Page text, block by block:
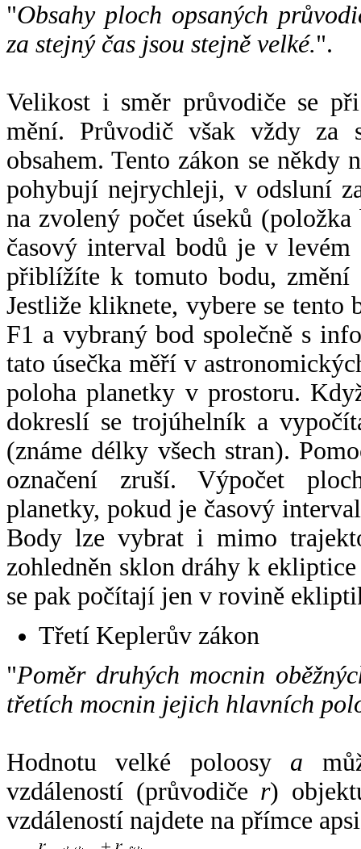
"Obsahy ploch opsaných
za stejný čas jsou stejně velké.".
Velikost i směr průvodiče se
mění. Průvodič však vždy za
obsahem. Tento zákon se někdy
pohybují nejrychleji, v odsluní
na zvolený počet úseků
časový interval bodů je v
přiblížíte k tomuto bodu,
Jestliže kliknete, vybere se tento
F1 a vybraný bod společně s
tato úsečka měří v
poloha planetky v prostoru.
dokreslí se trojúhelník a
(známe délky všech stran).
označení zruší. Výpočet
planetky, pokud je časový
Body lze vybrat i mimo
zohledněn sklon dráhy k
se pak počítají jen v rovině
Třetí Keplerův zákon
"Poměr druhých mocnin
třetích mocnin jejich hlavních
Hodnotu velké poloosy a
vzdáleností (průvodiče r)
vzdáleností najdete na přímce